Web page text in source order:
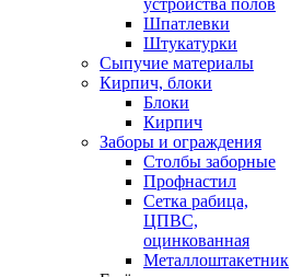
устройства полов
Шпатлевки
Штукатурки
Сыпучие материалы
Кирпич, блоки
Блоки
Кирпич
Заборы и ограждения
Столбы заборные
Профнастил
Сетка рабица,
ЦПВС,
оцинкованная
Металлоштакетник